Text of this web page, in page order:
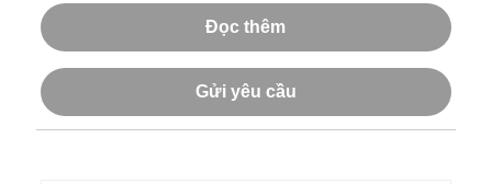
Đọc thêm
Gửi yêu cầu